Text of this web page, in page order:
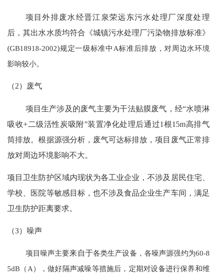
项目外排废水经晋江泉荣远东污水处理厂深度处理
后，其出水水质均符合《城镇污水处理厂污染物排放标准》
(GB18918-2002)规定一级标准中A标准后排放，对周边水环境
影响较小。
（2）废气
项目生产涉及的废气主要为干法贴膜废气，经“水喷淋
吸收+二级活性炭吸附”装置净化处理后通过1根15m高排气
筒排放。根据源强分析，废气可达标排放，项目废气正常排
放对周边环境影响不大。
项目卫生防护区域内现状为各工业企业，不涉及居民住宅、
学校、医院等敏感目标，也不涉及食品企业生产车间，满足
卫生防护距离要求。
（3）噪声
项目噪声主要来自于各类生产设备，各噪声源强约为60-8
5dB（A），做好隔声减噪等措施后，定期对设备进行保养和维